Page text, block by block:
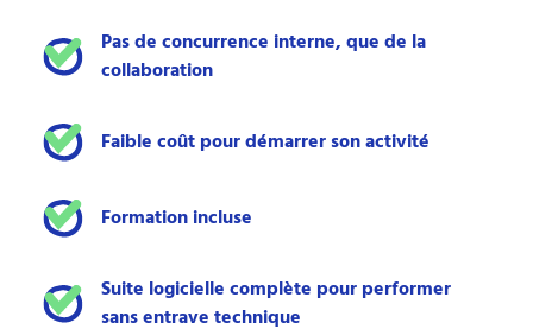
Pas de concurrence interne, que de la
collaboration
Faible coût pour démarrer son activité
Formation incluse
Suite logicielle complète pour performer
sans entrave technique